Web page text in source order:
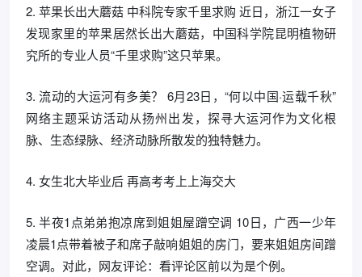
2. 苹果长出大蘑菇 中科院专家千里求购 近日，浙江一女子
发现家里的苹果居然长出大蘑菇，中国科学院昆明植物研
究所的专业人员“千里求购”这只苹果。
3. 流动的大运河有多美？ 6月23日，“何以中国·运载千秋”
网络主题采访活动从扬州出发，探寻大运河作为文化根
脉、生态绿脉、经济动脉所散发的独特魅力。
4. 女生北大毕业后 再高考考上上海交大
5. 半夜1点弟弟抱凉席到姐姐屋蹭空调 10日，广西一少年
凌晨1点带着被子和席子敲响姐姐的房门，要来姐姐房间蹭
空调。对此，网友评论：看评论区前以为是个例。